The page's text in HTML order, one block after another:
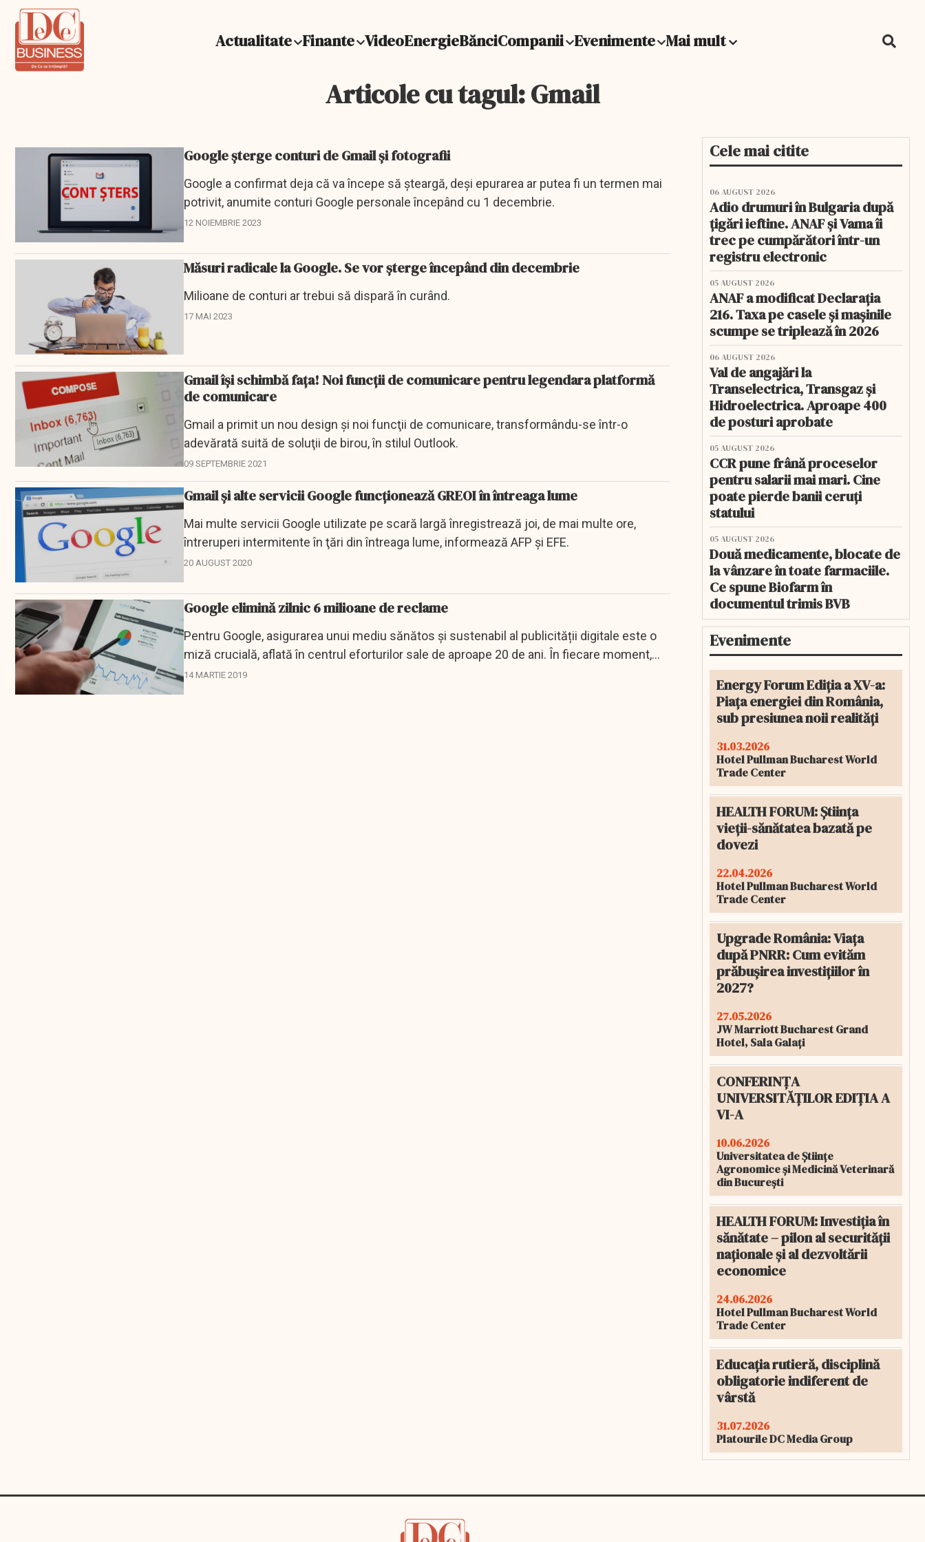
Actualitate Finante VideoEnergieBănciCompanii Evenimente Mai mult
Articole cu tagul: Gmail
Google șterge conturi de Gmail și fotografii
Google a confirmat deja că va începe să șteargă, deși epurarea ar putea fi un termen mai
potrivit, anumite conturi Google personale începând cu 1 decembrie.
12 NOIEMBRIE 2023
Măsuri radicale la Google. Se vor șterge începând din decembrie
Milioane de conturi ar trebui să dispară în curând.
17 MAI 2023
Gmail îşi schimbă faţa! Noi funcţii de comunicare pentru legendara platformă
de comunicare
Gmail a primit un nou design şi noi funcţii de comunicare, transformându-se într-o
adevărată suită de soluţii de birou, în stilul Outlook.
09 SEPTEMBRIE 2021
Gmail şi alte servicii Google funcționează GREOI în întreaga lume
Mai multe servicii Google utilizate pe scară largă înregistrează joi, de mai multe ore,
întreruperi intermitente în ţări din întreaga lume, informează AFP şi EFE.
20 AUGUST 2020
Google elimină zilnic 6 milioane de reclame
Pentru Google, asigurarea unui mediu sănătos și sustenabil al publicității digitale este o
miză crucială, aflată în centrul eforturilor sale de aproape 20 de ani. În fiecare moment,
Google...
14 MARTIE 2019
Cele mai citite
06 AUGUST 2026
Adio drumuri în Bulgaria după
țigări ieftine. ANAF și Vama îi
trec pe cumpărători într-un
registru electronic
05 AUGUST 2026
ANAF a modificat Declarația
216. Taxa pe casele și mașinile
scumpe se triplează în 2026
06 AUGUST 2026
Val de angajări la
Transelectrica, Transgaz și
Hidroelectrica. Aproape 400
de posturi aprobate
05 AUGUST 2026
CCR pune frână proceselor
pentru salarii mai mari. Cine
poate pierde banii ceruți
statului
05 AUGUST 2026
Două medicamente, blocate de
la vânzare în toate farmaciile.
Ce spune Biofarm în
documentul trimis BVB
Evenimente
Energy Forum Ediția a XV-a:
Piața energiei din România,
sub presiunea noii realități
31.03.2026
Hotel Pullman Bucharest World
Trade Center
HEALTH FORUM: Știința
vieții-sănătatea bazată pe
dovezi
22.04.2026
Hotel Pullman Bucharest World
Trade Center
Upgrade România: Viața
după PNRR: Cum evităm
prăbușirea investițiilor în
2027?
27.05.2026
JW Marriott Bucharest Grand
Hotel, Sala Galați
CONFERINȚA
UNIVERSITĂȚILOR EDIȚIA A
VI-A
10.06.2026
Universitatea de Științe
Agronomice și Medicină Veterinară
din București
HEALTH FORUM: Investiția în
sănătate – pilon al securității
naționale și al dezvoltării
economice
24.06.2026
Hotel Pullman Bucharest World
Trade Center
Educația rutieră, disciplină
obligatorie indiferent de
vârstă
31.07.2026
Platourile DC Media Group